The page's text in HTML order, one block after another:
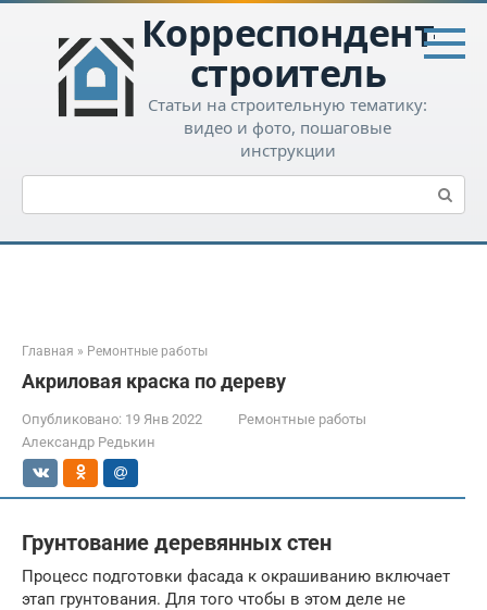
Перейти
контенту
Корреспондент-
строитель
Статьи на строительную тематику:
видео и фото, пошаговые
инструкции
Поиск:
Главная » Ремонтные работы
Акриловая краска по дереву
Опубликовано: 19 Янв 2022
Ремонтные работы
Александр Редькин
Грунтование деревянных стен
Процесс подготовки фасада к окрашиванию включает
этап грунтования. Для того чтобы в этом деле не